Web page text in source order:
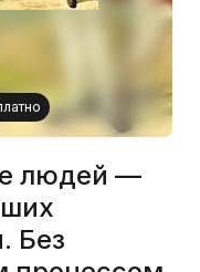
людей —
Без